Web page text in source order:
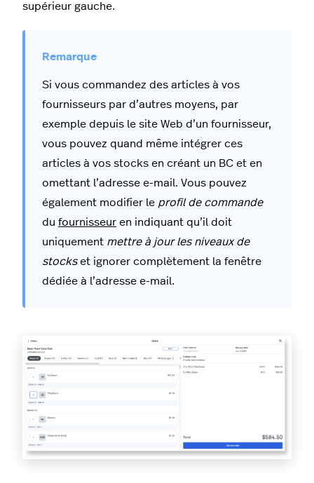
supérieur gauche.
Si vous commandez des articles à vos
fournisseurs par d’autres moyens, par
exemple depuis le site Web d’un fournisseur,
vous pouvez quand même intégrer ces
articles à vos stocks en créant un BC et en
omettant l’adresse e-mail. Vous pouvez
également modifier le profil de commande
du fournisseur en indiquant qu’il doit
uniquement mettre à jour les niveaux de
stockset ignorer complètement la fenêtre
dédiée à l’adresse e-mail.